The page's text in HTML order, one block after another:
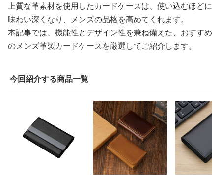
上質な革素材を使用したカードケースは、使い込むほどに
味わい深くなり、メンズの品格を高めてくれます。
本記事では、機能性とデザイン性を兼ね備えた、おすすめ
のメンズ革製カードケースを厳選してご紹介します。
今回紹介する商品一覧